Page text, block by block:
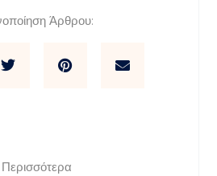
Άρθρου:
Περισσότερα